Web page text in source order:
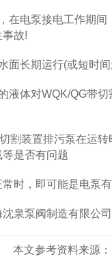
电泵接电工作期间
故!
长期运行(或短时间
体对WQK/QG带切
装置排污泵在运转
是否有问题
，即可能是电泵有
泵阀制造有限公司
本文参考资料来源：